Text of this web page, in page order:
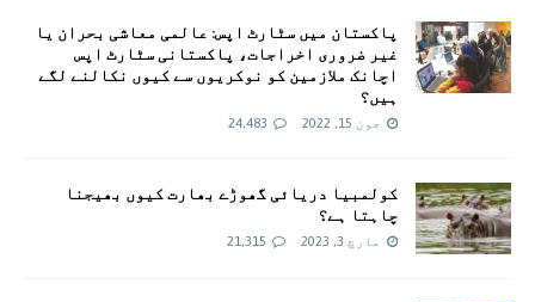
پاکستان میں سٹارٹ اپس: عالمی معاشی بحران یا
غیر ضروری اخراجات، پاکستانی سٹارٹ اپس
اچانک ملازمین کو نوکریوں سے کیوں نکالنے لگے
ہیں؟
جون 15, 2022 24,483
کولمبیا دریائی گھوڑے بھارت کیوں بھیجنا
چاہتا ہے؟
مارچ 3, 2023 21,315